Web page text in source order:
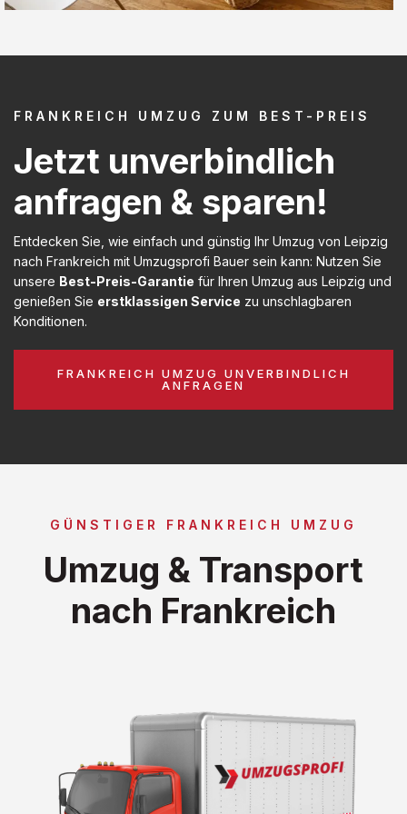
FRANKREICH UMZUG ZUM BEST-PREIS
Jetzt unverbindlich
anfragen & sparen!
Entdecken Sie, wie einfach und günstig Ihr Umzug von Leipzig
nach Frankreich mit Umzugsprofi Bauer sein kann: Nutzen Sie
unsere Best-Preis-Garantie für Ihren Umzug aus Leipzig und
genießen Sie erstklassigen Service zu unschlagbaren
Konditionen.
FRANKREICH UMZUG UNVERBINDLICH
ANFRAGEN
GÜNSTIGER FRANKREICH UMZUG
Umzug & Transport
nach Frankreich